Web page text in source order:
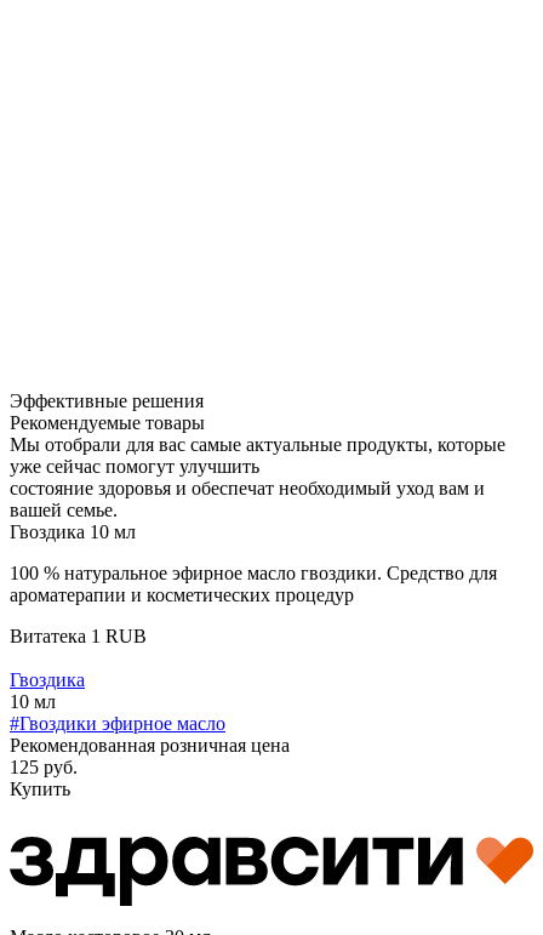
Эффективные решения
Рекомендуемые товары
Мы отобрали для вас самые актуальные продукты, которые
уже сейчас помогут улучшить
состояние здоровья и обеспечат необходимый уход вам и
вашей семье.
Гвоздика 10 мл
100 % натуральное эфирное масло гвоздики. Средство для
ароматерапии и косметических процедур
Витатека 1 RUB
Гвоздика
10 мл
#Гвоздики эфирное масло
Рекомендованная розничная цена
125 руб.
Купить